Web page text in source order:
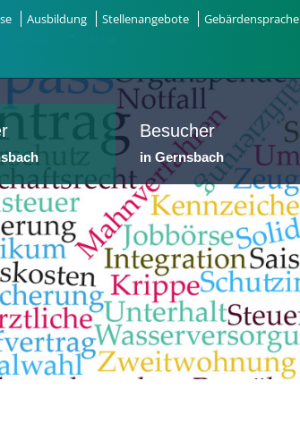
Ausbildung Stellenangebote Gebärdensprache
Besucher
in Gernsbach